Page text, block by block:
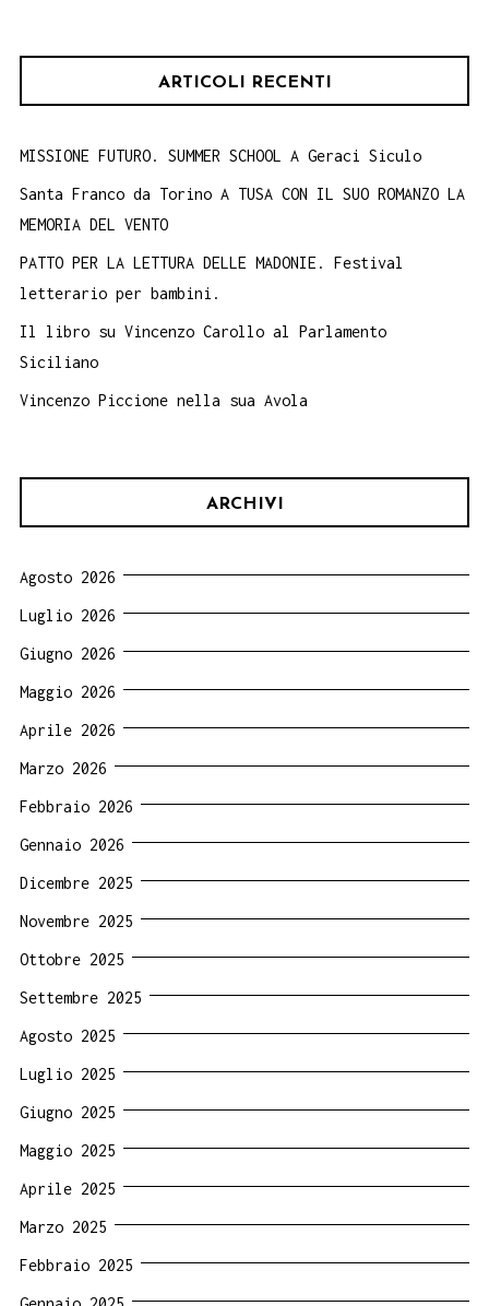
settembre
ARTICOLI RECENTI
MISSIONE FUTURO. SUMMER SCHOOL A Geraci Siculo
Santa Franco da Torino A TUSA CON IL SUO ROMANZO LA
MEMORIA DEL VENTO
PATTO PER LA LETTURA DELLE MADONIE. Festival
letterario per bambini.
Il libro su Vincenzo Carollo al Parlamento
Siciliano
Vincenzo Piccione nella sua Avola
ARCHIVI
Agosto 2026
Luglio 2026
Giugno 2026
Maggio 2026
Aprile 2026
Marzo 2026
Febbraio 2026
Gennaio 2026
Dicembre 2025
Novembre 2025
Ottobre 2025
Settembre 2025
Agosto 2025
Luglio 2025
Giugno 2025
Maggio 2025
Aprile 2025
Marzo 2025
Febbraio 2025